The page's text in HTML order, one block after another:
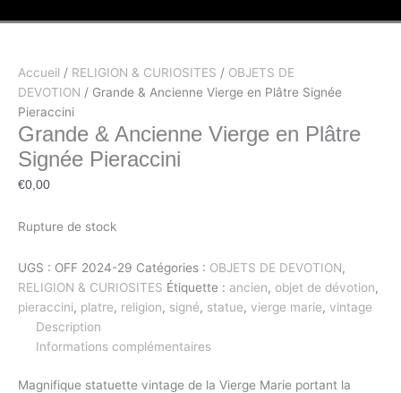
Accueil / RELIGION & CURIOSITES / OBJETS DE
DEVOTION / Grande & Ancienne Vierge en Plâtre Signée
Pieraccini
Grande & Ancienne Vierge en Plâtre
Signée Pieraccini
€0,00
Rupture de stock
UGS : OFF 2024-29 Catégories : OBJETS DE DEVOTION,
RELIGION & CURIOSITES Étiquette : ancien, objet de dévotion,
pieraccini, platre, religion, signé, statue, vierge marie, vintage
Description
Informations complémentaires
Magnifique statuette vintage de la Vierge Marie portant la